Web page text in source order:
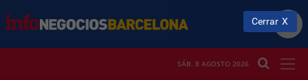
SÁB. 8 AGOSTO 2026
Cerrar